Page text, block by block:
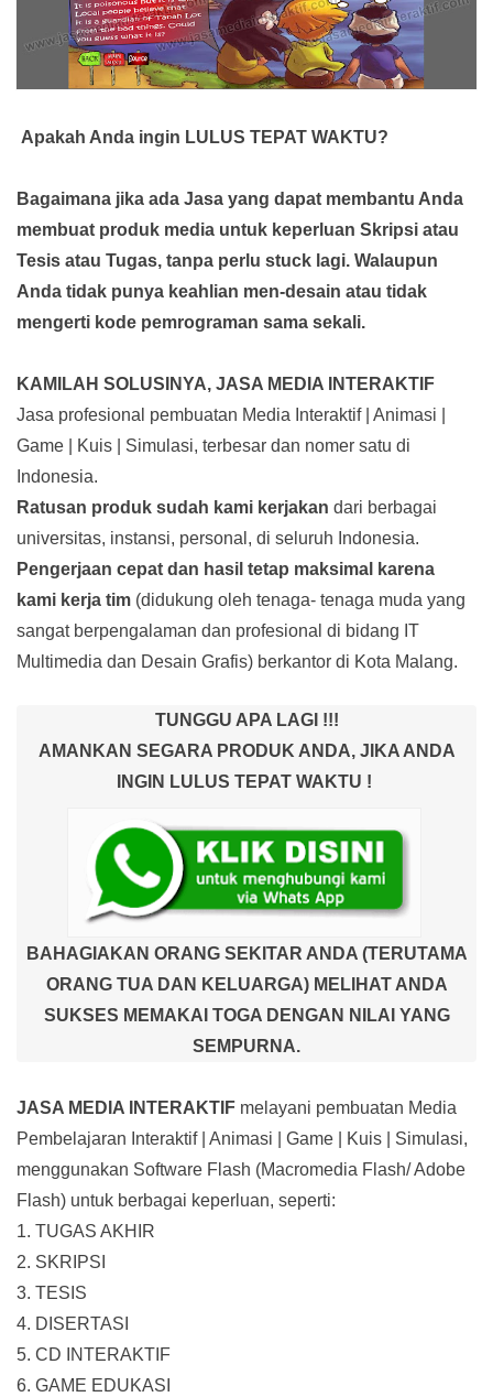
Apakah Anda ingin LULUS TEPAT WAKTU?
Bagaimana jika ada Jasa yang dapat membantu Anda
membuat produk media untuk keperluan Skripsi atau
Tesis atau Tugas, tanpa perlu stuck lagi. Walaupun
Anda tidak punya keahlian men-desain atau tidak
mengerti kode pemrograman sama sekali.
KAMILAH SOLUSINYA, JASA MEDIA INTERAKTIF
Jasa profesional pembuatan Media Interaktif | Animasi |
Game | Kuis | Simulasi, terbesar dan nomer satu di
Indonesia.
Ratusan produk sudah kami kerjakan dari berbagai
universitas, instansi, personal, di seluruh Indonesia.
Pengerjaan cepat dan hasil tetap maksimal karena
kami kerja tim (didukung oleh tenaga- tenaga muda yang
sangat berpengalaman dan profesional di bidang IT
Multimedia dan Desain Grafis) berkantor di Kota Malang.
TUNGGU APA LAGI !!!
AMANKAN SEGARA PRODUK ANDA, JIKA ANDA
INGIN LULUS TEPAT WAKTU !
BAHAGIAKAN ORANG SEKITAR ANDA (TERUTAMA
ORANG TUA DAN KELUARGA) MELIHAT ANDA
SUKSES MEMAKAI TOGA DENGAN NILAI YANG
SEMPURNA.
JASA MEDIA INTERAKTIF melayani pembuatan Media
Pembelajaran Interaktif| Animasi | Game | Kuis | Simulasi,
menggunakan Software Flash (Macromedia Flash/ Adobe
Flash) untuk berbagai keperluan, seperti:
1. TUGAS AKHIR
2. SKRIPSI
3. TESIS
4. DISERTASI
5. CD INTERAKTIF
6. GAME EDUKASI